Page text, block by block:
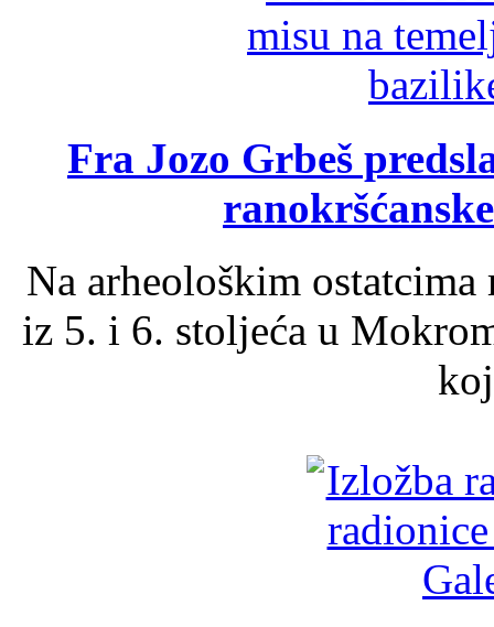
Fra Jozo Grbeš
Na arheološkim
iz 5. i 6. stoljeća u